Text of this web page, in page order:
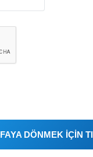
DÖNMEK İÇİN